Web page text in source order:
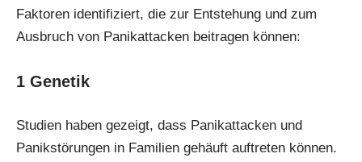
Faktoren identifiziert, die zur Entstehung und zum
Ausbruch von Panikattacken beitragen können:
1 Genetik
Studien haben gezeigt, dass Panikattacken und
Panikstörungen in Familien gehäuft auftreten können.